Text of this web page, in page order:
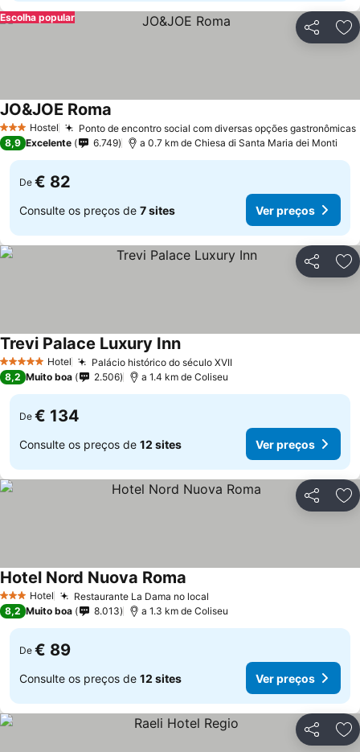
Partilhar
Escolha popular
3 EstrelasHostel Ponto de encontro social com diversas opções gastronômicas
JO&JOE Roma
8,9 Excelente 6.749 a 0.7 km de Chiesa di Santa Maria dei Monti
De € 82
Consulte os preços de 7 sites Ver preços
Partilhar
5 Estrelas Hotel Palácio histórico do século XVII
Trevi Palace Luxury Inn
8,2 Muito boa 2.506 a 1.4 km de Coliseu
De € 134
Consulte os preços de 12 sites Ver preços
Partilhar
3 EstrelasHotel Restaurante La Dama no local
Hotel Nord Nuova Roma
8,2 Muito boa 8.013 a 1.3 km de Coliseu
De € 89
Consulte os preços de 12 sites Ver preços
Partilhar